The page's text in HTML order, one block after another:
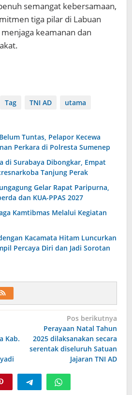
semangat kebersamaan,
tiga pilar di Labuan
keamanan dan
Tag TNI AD utama
Tuntas, Pelapor Kecewa
Perkara di Polresta Sumenep
di Surabaya Dibongkar, Empat
Tanjung Perak
Gelar Rapat Paripurna,
dan KUA-PPAS 2027
Kamtibmas Melalui Kegiatan
Kacamata Hitam Luncurkan
Percaya Diri dan Jadi Sorotan
Kab.
Pos berikutnya
Perayaan Natal Tahun
2025 dilaksanakan secara
serentak diseluruh Satuan
Jajaran TNI AD